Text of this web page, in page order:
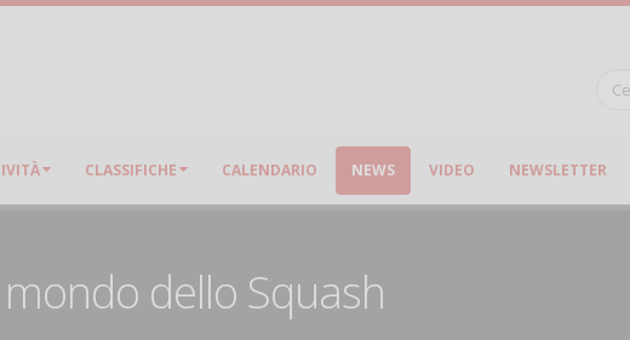
CLASSIFICHE CALENDARIO NEWS VIDEO NEWSLETTER
dello Squash